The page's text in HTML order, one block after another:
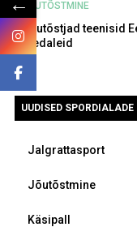
JÕUTÕSTMINE
Jõutõstjad teenisid
medaleid
UUDISED SPORDIALADE
Jalgrattasport
Jõutõstmine
Käsipall